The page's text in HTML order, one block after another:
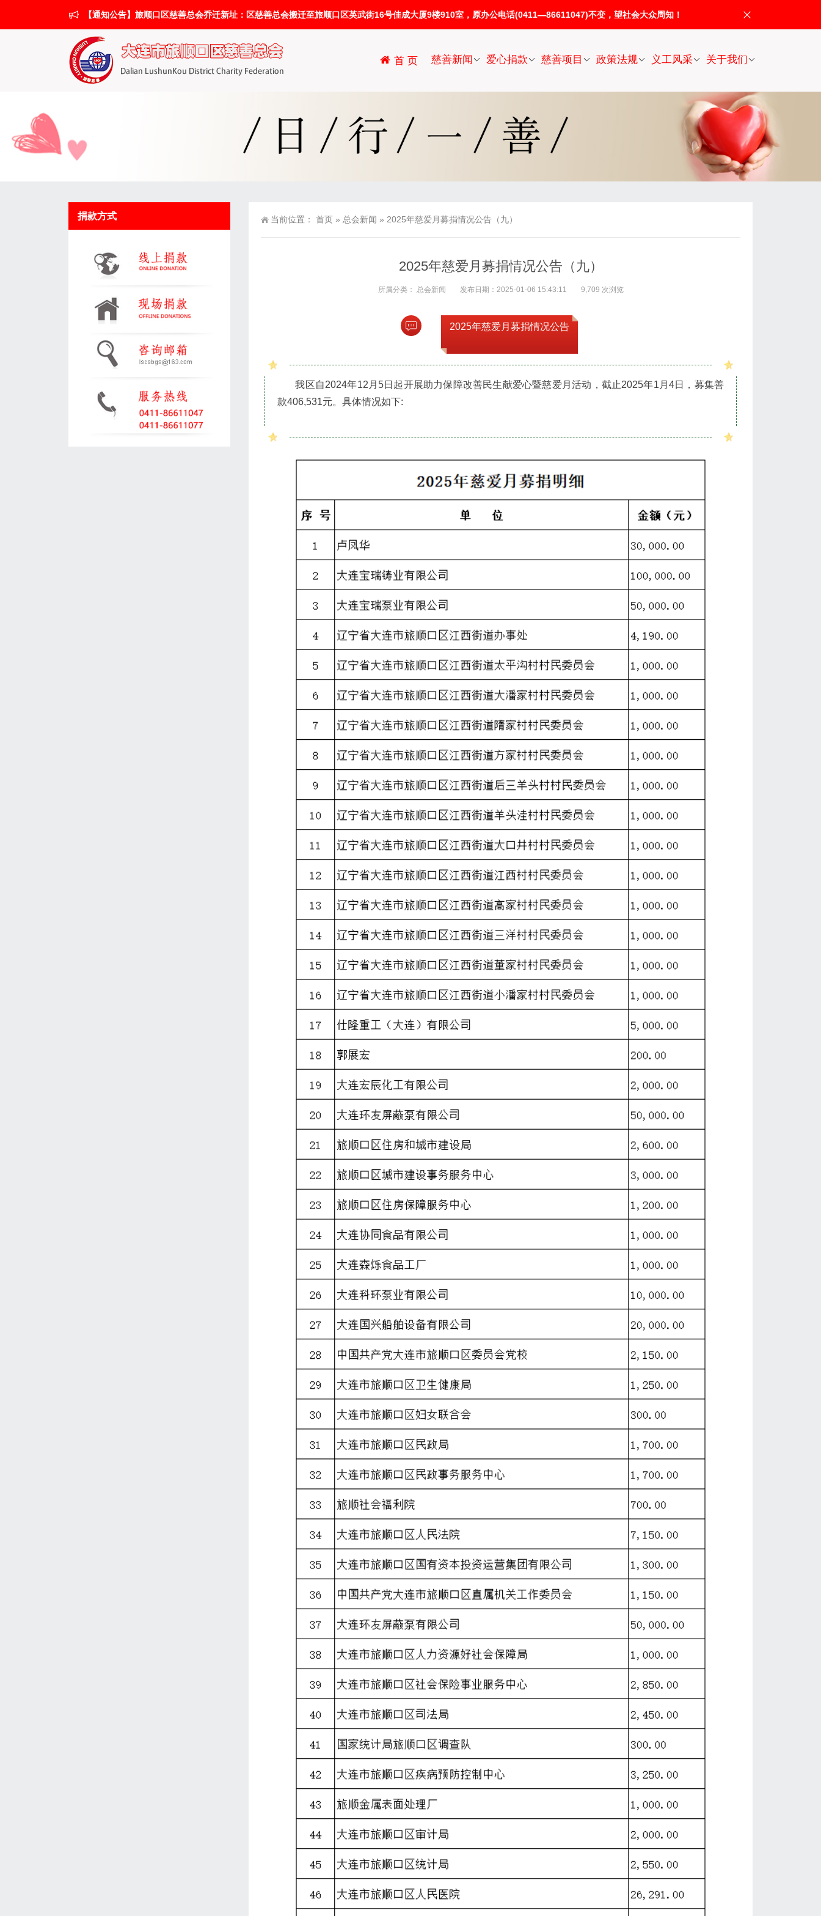
【通知公告】旅顺口区慈善总会乔迁新址：区慈善总会搬迁至旅顺口区英武街16号佳成大厦9楼910室，原办公电话(0411—86611047)不变，望社会大众周知！
首 页 慈善新闻 爱心捐款 慈善项目 政策法规 义工风采 关于我们
当前位置： 首页 » 总会新闻 » 2025年慈爱月募捐情况公告（九）
2025年慈爱月募捐情况公告（九）
所属分类： 总会新闻 发布日期：2025-01-06 15:43:11 9,709 次浏览
2025年慈爱月募捐情况公告
我区自2024年12月5日起开展助力保障改善民生献爱心暨慈爱月活动，截止2025年1月4日，募集善
款406,531元。具体情况如下:
捐款方式